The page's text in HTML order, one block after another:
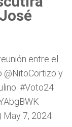
entre el
@NitoCortizo y
#Voto24
May 7, 2024